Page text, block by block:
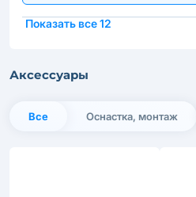
Показать все 12
Аксессуары
Все Оснастка, монтаж